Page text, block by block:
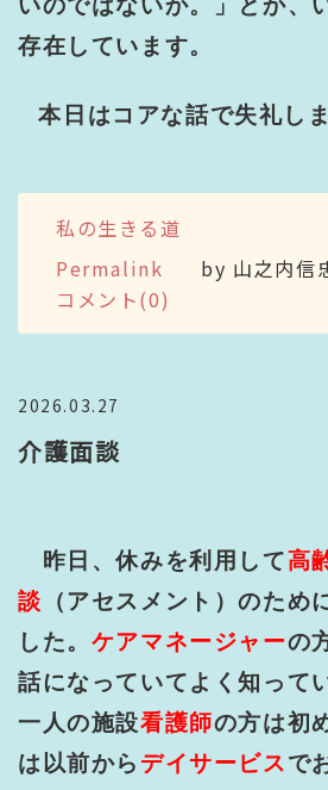
いのではないか。」とか、
存在しています。
本日はコアな話で失礼しま
私の生きる道
Permalink
by 山之内信
コメント(0)
2026.03.27
介護面談
昨日、休みを利用して高
談 （アセスメント）のため
した。 ケアマネージャーの
話になっていてよく知って
一人の施設看護師の方は初
は以前から デイサービスで